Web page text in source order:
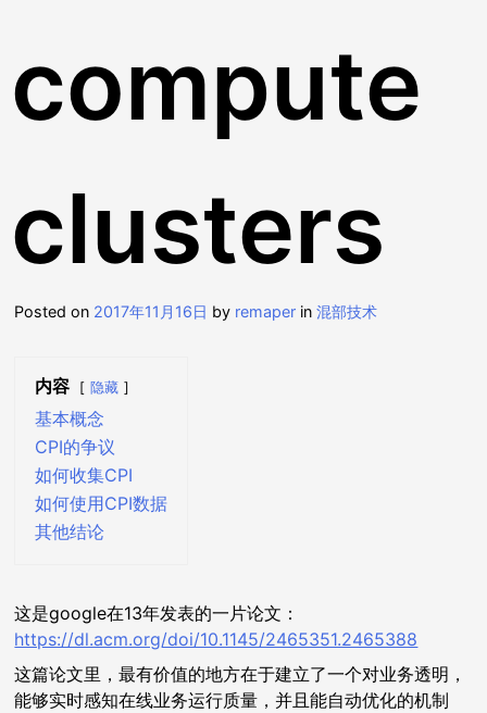
compute
clusters
Posted on 2017年11月16日 by remaper in混部技术
内容 隐藏
基本概念
CPI的争议
如何收集CPI
如何使用CPI数据
其他结论
这是google在13年发表的一片论文：
https://dl.acm.org/doi/10.1145/2465351.2465388
这篇论文里，最有价值的地方在于建立了一个对业务透明，
能够实时感知在线业务运行质量，并且能自动优化的机制